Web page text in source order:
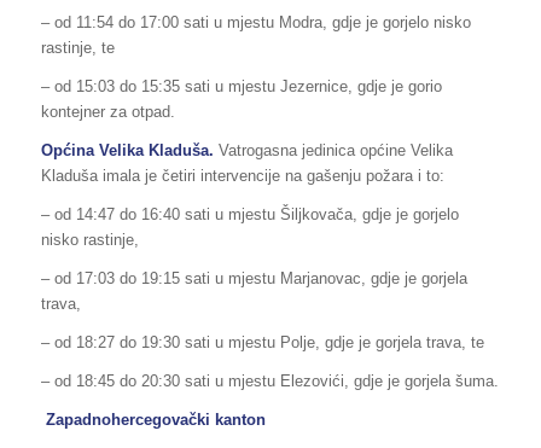
– od 11:54 do 17:00 sati u mjestu Modra, gdje je gorjelo nisko
rastinje, te
– od 15:03 do 15:35 sati u mjestu Jezernice, gdje je gorio
kontejner za otpad.
Općina Velika Kladuša. Vatrogasna jedinica općine Velika
Kladuša imala je četiri intervencije na gašenju požara i to:
– od 14:47 do 16:40 sati u mjestu Šiljkovača, gdje je gorjelo
nisko rastinje,
– od 17:03 do 19:15 sati u mjestu Marjanovac, gdje je gorjela
trava,
– od 18:27 do 19:30 sati u mjestu Polje, gdje je gorjela trava, te
– od 18:45 do 20:30 sati u mjestu Elezovići, gdje je gorjela šuma.
Zapadnohercegovački kanton